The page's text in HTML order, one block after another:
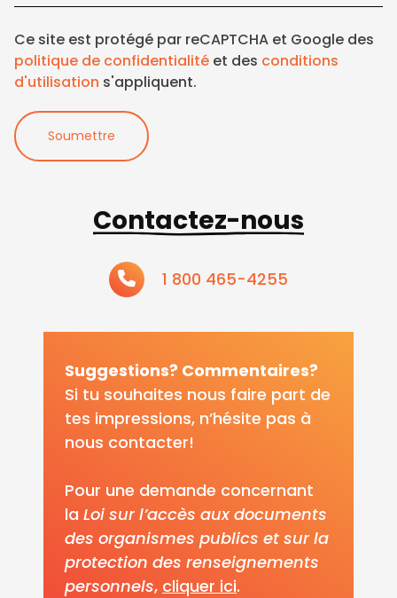
Ce site est protégé par reCAPTCHA et Google des
politique de confidentialité et des conditions
d'utilisation s'appliquent.
Soumettre
Contactez-nous
1 800 465-4255
Suggestions? Commentaires?
Si tu souhaites nous faire part de
tes impressions, n’hésite pas à
nous contacter!
Pour une demande concernant
la Loi sur l’accès aux documents
des organismes publics et sur la
protection des renseignements
personnels, cliquer ici.